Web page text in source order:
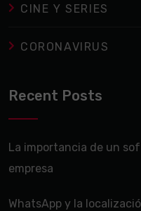
CINE Y SERIES
CORONAVIRUS
Recent Posts
La importancia de un
empresa
WhatsApp y la